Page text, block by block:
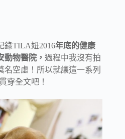
錄TILA妞2016年底的健康
動物醫院， 過程中我沒有拍
空虛！所以就讓這一系列
穿全文吧！